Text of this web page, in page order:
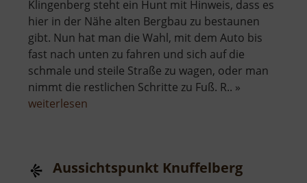
Klingenberg steht ein Hunt mit Hinweis, dass es
hier in der Nähe alten Bergbau zu bestaunen
gibt. Nun hat man die Wahl, mit dem Auto bis
fast nach unten zu fahren und sich auf die
schmale und steile Straße zu wagen, oder man
nimmt die restlichen Schritte zu Fuß. R.. »
weiterlesen
Aussichtspunkt Knuffelberg